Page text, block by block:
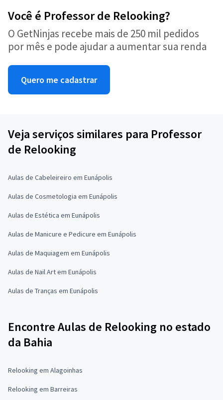
Você é Professor de Relooking?
O GetNinjas recebe mais de 250 mil pedidos
por mês e pode ajudar a aumentar sua renda
Quero me cadastrar
Veja serviços similares para Professor
de Relooking
Aulas de Cabeleireiro em Eunápolis
Aulas de Cosmetologia em Eunápolis
Aulas de Estética em Eunápolis
Aulas de Manicure e Pedicure em Eunápolis
Aulas de Maquiagem em Eunápolis
Aulas de Nail Art em Eunápolis
Aulas de Tranças em Eunápolis
Encontre Aulas de Relooking no estado
da Bahia
Relooking em Alagoinhas
Relooking em Barreiras